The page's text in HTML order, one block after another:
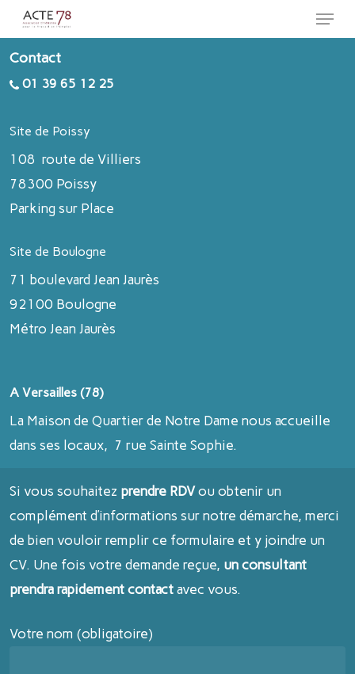
Skip
to
main
content
Menu
Contact
01 39 65 12 25
Site de Poissy
108 route de Villiers
78300 Poissy
Parking sur Place
Site de Boulogne
71 boulevard Jean Jaurès
92100 Boulogne
Métro Jean Jaurès
A Versailles (78)
La Maison de Quartier de Notre Dame nous accueille
dans ses locaux, 7 rue Sainte Sophie.
Si vous souhaitez prendre RDVou obtenir un
complément d’informations sur notre démarche, merci
de bien vouloir remplir ce formulaire et y joindre un
CV. Une fois votre demande reçue, un consultant
prendra rapidement contactavec vous.
Votre nom (obligatoire)